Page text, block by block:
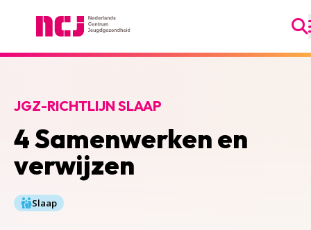
4 Samenwerken en
verwijzen
JGZ-RICHTLIJN SLAAP
Slaap